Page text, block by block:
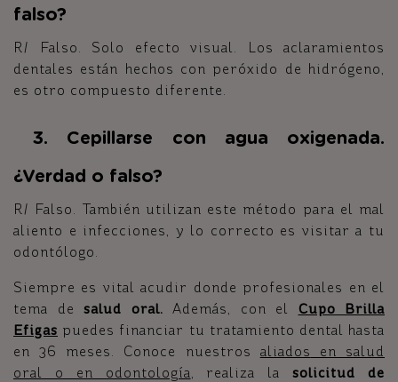
falso?
R/ Falso. Solo efecto visual. Los aclaramientos
dentales están hechos con peróxido de hidrógeno,
es otro compuesto diferente.
3. Cepillarse con agua oxigenada.
¿Verdad o falso?
R/ Falso. También utilizan este método para el mal
aliento e infecciones, y lo correcto es visitar a tu
odontólogo.
Siempre es vital acudir donde profesionales en el
tema de salud oral. Además, con el Cupo Brilla
Efigas puedes financiar tu tratamiento dental hasta
en 36 meses. Conoce nuestros aliados en salud
oral o en odontología, realiza lasolicitud de